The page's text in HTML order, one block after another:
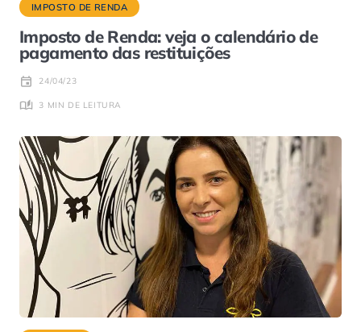
IMPOSTO DE RENDA
Imposto de Renda: veja o calendário de
pagamento das restituições
24/04/23
3 MIN DE LEITURA